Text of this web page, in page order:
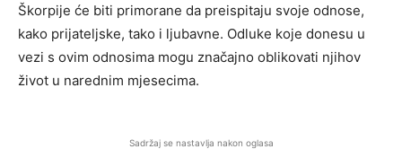
Škorpije će biti primorane da preispitaju svoje odnose,
kako prijateljske, tako i ljubavne. Odluke koje donesu u
vezi s ovim odnosima mogu značajno oblikovati njihov
život u narednim mjesecima.
Sadržaj se nastavlja nakon oglasa